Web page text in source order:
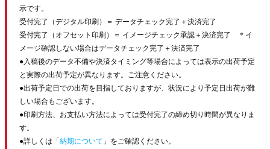
示です。
受付完了（デジタル印刷）＝ データチェック完了＋決済完了
受付完了（オフセット印刷）＝ イメージチェック承認＋決済完了 ＊イ
メージ確認しない場合はデータチェック完了＋決済完了
●入稿後のデータ不備や決済タイミング等場合によっては表示の出荷予定
と実際の出荷予定が異なります。ご注意ください。
●出荷予定日での出荷を目指しておりますが、状況により予定日出荷が難
しい場合もございます。
●印刷方法、お支払い方法によっては受付完了の締め切り時間が異なりま
す。
●詳しくは「 納期について 」をご確認ください。